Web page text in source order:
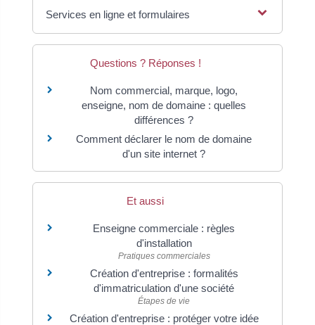
Services en ligne et formulaires
Questions ? Réponses !
Nom commercial, marque, logo,
enseigne, nom de domaine : quelles
différences ?
Comment déclarer le nom de domaine
d'un site internet ?
Et aussi
Enseigne commerciale : règles
d'installation
Pratiques commerciales
Création d'entreprise : formalités
d'immatriculation d'une société
Étapes de vie
Création d'entreprise : protéger votre idée